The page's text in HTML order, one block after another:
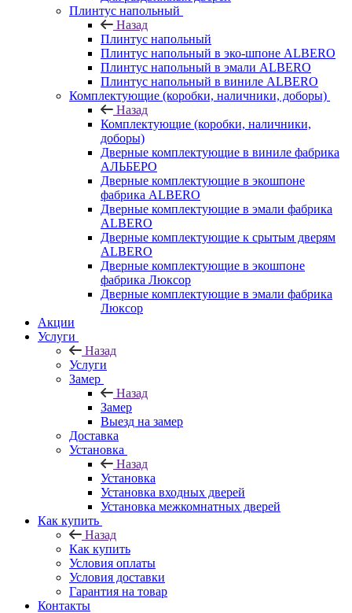
Плинтус напольный
Назад
Плинтус напольный
Плинтус напольный в эко-шпоне ALBERO
Плинтус напольный в эмали ALBERO
Плинтус напольный в виниле ALBERO
Комплектующие (коробки, наличники, доборы)
Назад
Комплектующие (коробки, наличники,
доборы)
Дверные комплектующие в виниле фабрика
АЛЬБЕРО
Дверные комплектующие в экошпоне
фабрика ALBERO
Дверные комплектующие в эмали фабрика
ALBERO
Дверные комплектующие к срытым дверям
ALBERO
Дверные комплектующие в экошпоне
фабрика Люксор
Дверные комплектующие в эмали фабрика
Люксор
Акции
Услуги
Назад
Услуги
Замер
Назад
Замер
Выезд на замер
Доставка
Установка
Назад
Установка
Установка входных дверей
Установка межкомнатных дверей
Как купить
Назад
Как купить
Условия оплаты
Условия доставки
Гарантия на товар
Контакты